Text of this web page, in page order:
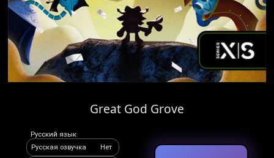
Great God Grove
Русский язык
Русская озвучка
Нет